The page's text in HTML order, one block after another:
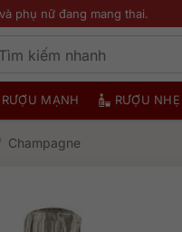
phụ nữ đang mang thai.
RƯỢU MẠNH RƯỢU NHẸ
Champagne